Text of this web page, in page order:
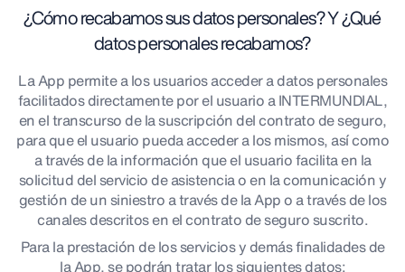
¿Cómo recabamos sus datos personales? Y ¿Qué
datos personales recabamos?
La App permite a los usuarios acceder a datos personales
facilitados directamente por el usuario a INTERMUNDIAL,
en el transcurso de la suscripción del contrato de seguro,
para que el usuario pueda acceder a los mismos, así como
a través de la información que el usuario facilita en la
solicitud del servicio de asistencia o en la comunicación y
gestión de un siniestro a través de la App o a través de los
canales descritos en el contrato de seguro suscrito.
Para la prestación de los servicios y demás finalidades de
la App, se podrán tratar los siguientes datos: